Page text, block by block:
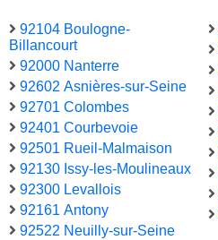
92104 Boulogne-
Billancourt
92000 Nanterre
92602 Asnières-sur-Seine
92701 Colombes
92401 Courbevoie
92501 Rueil-Malmaison
92130 Issy-les-Moulineaux
92300 Levallois
92161 Antony
92522 Neuilly-sur-Seine